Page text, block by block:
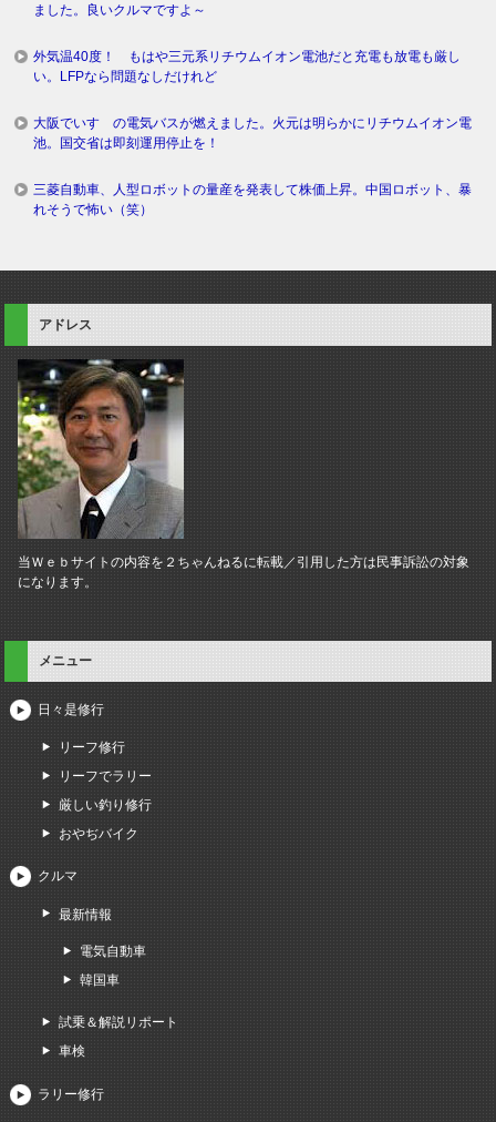
ました。良いクルマですよ～
外気温40度！ もはや三元系リチウムイオン電池だと充電も放電も厳し
い。LFPなら問題なしだけれど
大阪でいすゞの電気バスが燃えました。火元は明らかにリチウムイオン電
池。国交省は即刻運用停止を！
三菱自動車、人型ロボットの量産を発表して株価上昇。中国ロボット、暴
れそうで怖い（笑）
アドレス
当Ｗｅｂサイトの内容を２ちゃんねるに転載／引用した方は民事訴訟の対象
になります。
メニュー
日々是修行
リーフ修行
リーフでラリー
厳しい釣り修行
おやぢバイク
クルマ
最新情報
電気自動車
韓国車
試乗＆解説リポート
車検
ラリー修行